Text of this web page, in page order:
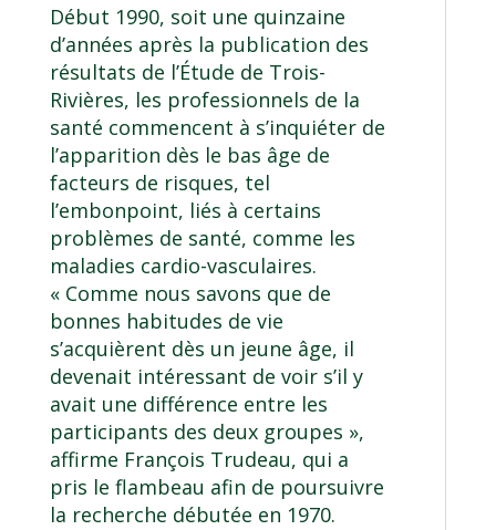
Début 1990, soit une quinzaine
d’années après la publication des
résultats de l’Étude de Trois-
Rivières, les professionnels de la
santé commencent à s’inquiéter de
l’apparition dès le bas âge de
facteurs de risques, tel
l’embonpoint, liés à certains
problèmes de santé, comme les
maladies cardio-vasculaires.
« Comme nous savons que de
bonnes habitudes de vie
s’acquièrent dès un jeune âge, il
devenait intéressant de voir s’il y
avait une différence entre les
participants des deux groupes »,
affirme François Trudeau, qui a
pris le flambeau afin de poursuivre
la recherche débutée en 1970.